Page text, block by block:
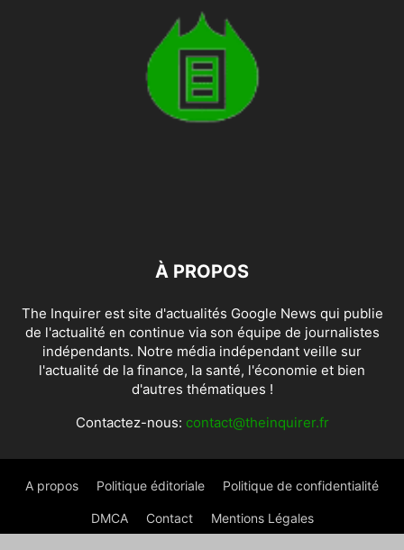
À PROPOS
The Inquirer est site d'actualités Google News qui publie
de l'actualité en continue via son équipe de journalistes
indépendants. Notre média indépendant veille sur
l'actualité de la finance, la santé, l'économie et bien
d'autres thématiques !
Contactez-nous: contact@theinquirer.fr
A propos Politique éditoriale Politique de confidentialité
DMCA Contact Mentions Légales